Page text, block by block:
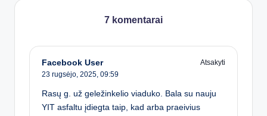
7 komentarai
Facebook User
Atsakyti
23 rugsėjo, 2025, 09:59
Rasų g. už geležinkelio viaduko. Bala su nauju
YIT asfaltu įdiegta taip, kad arba praeivius